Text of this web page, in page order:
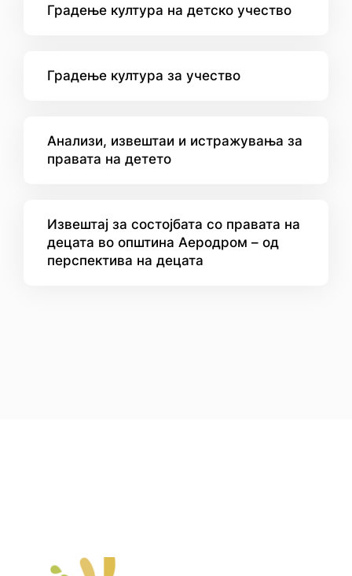
Градење култура на детско учество
Градење култура за учество
Анализи, извештаи и истражувања за
правата на детето
Извештај за состојбата со правата на
децата во општина Аеродром – од
перспектива на децата